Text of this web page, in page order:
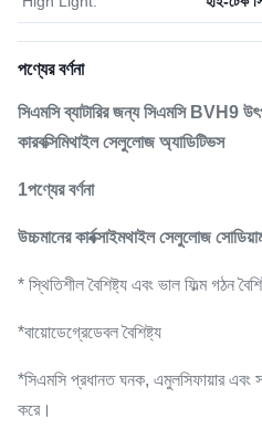
পণ্যের বর্ণনা
সিএমসি ব্যাটারির জন্য সিএমসি BVH9
কারবক্সিমিথাইল সেলুলোজ অ্যাডিটিভস
1পণ্যের বর্ণনা
উচ্চমানের কার্বক্সাইমথাইল সেলুলোজ
* স্থিতিশীল বৈশিষ্ট্য এবং ভাল ফিল্ম গঠন
*বায়োডেগ্রেডেবল বৈশিষ্ট্য
*সিএমসি প্রধানত ঘনক, এমুলসিফায়ার এবং
করে।